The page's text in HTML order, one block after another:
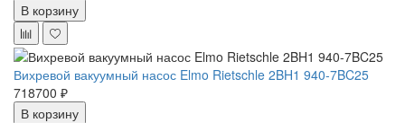
В корзину
Вихревой вакуумный насос Elmo Rietschle 2BH1 940-7BC25
718700 ₽
В корзину